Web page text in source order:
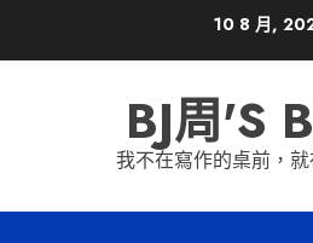
10 8 月,
BJ周'S
我不在寫作的桌前，